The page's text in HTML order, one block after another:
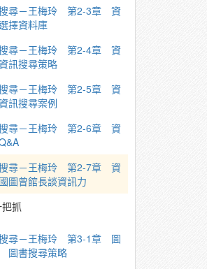
搜尋－王梅玲 第2-3章 資
擇資料庫
搜尋－王梅玲 第2-4章 資
訊搜尋策略
搜尋－王梅玲 第2-5章 資
訊搜尋案例
搜尋－王梅玲 第2-6章 資
搜尋－王梅玲 第2-7章 資
圖曾館長談資訊力
抓
搜尋－王梅玲 第3-1章 圖
圖書搜尋策略